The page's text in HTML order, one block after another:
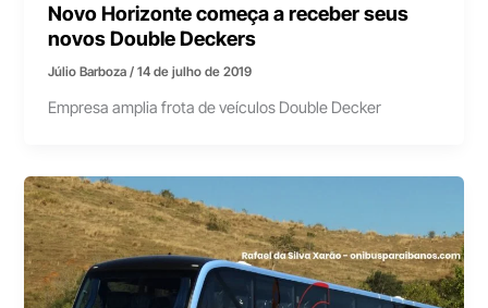
Novo Horizonte começa a receber seus
novos Double Deckers
Júlio Barboza/14 de julho de 2019
Empresa amplia frota de veículos Double Decker